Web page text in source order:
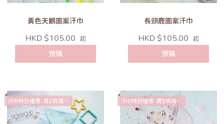
黃色天鵝圖案汗巾
HKD $105.00 起
預購
長頸鹿圖案汗巾
HKD $105.00 起
預購
汗巾特別優惠: 買2件減$10 汗巾特別優惠: 買2件減$10